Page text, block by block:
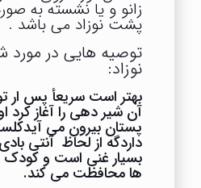
زانو و یا نشسته به
پشت نوزاد می باشد .
توصیه هایی در مورد
نوزاد:
بهتر است سریعأ پس ار
آن شیر دهی را آغاز کرد
پستان بیرون می
داردگه از لحاظ آنتی
بسیار غنی است و کودک
ها محافظت می کند.